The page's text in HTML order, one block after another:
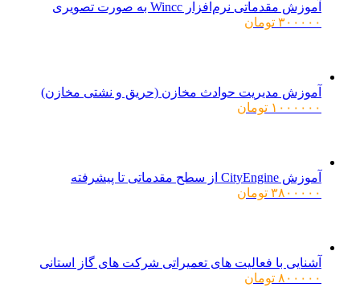
آموزش مقدماتی نرم‌افزار Wincc به صورت تصویری
۳۰۰۰۰۰ تومان
آموزش مدیریت حوادث مخازن (حریق و نشتی مخازن)
۱۰۰۰۰۰۰ تومان
آموزش CityEngine از سطح مقدماتی تا پیشرفته
۳۸۰۰۰۰۰ تومان
آشنایی با فعالیت های تعمیراتی شرکت های گاز استانی
۸۰۰۰۰۰ تومان